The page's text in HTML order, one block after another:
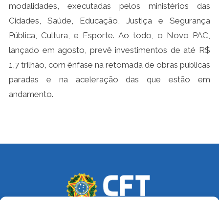
modalidades, executadas pelos ministérios das
Cidades, Saúde, Educação, Justiça e Segurança
Pública, Cultura, e Esporte. Ao todo, o Novo PAC,
lançado em agosto, prevê investimentos de até R$
1,7 trilhão, com ênfase na retomada de obras públicas
paradas e na aceleração das que estão em
andamento.